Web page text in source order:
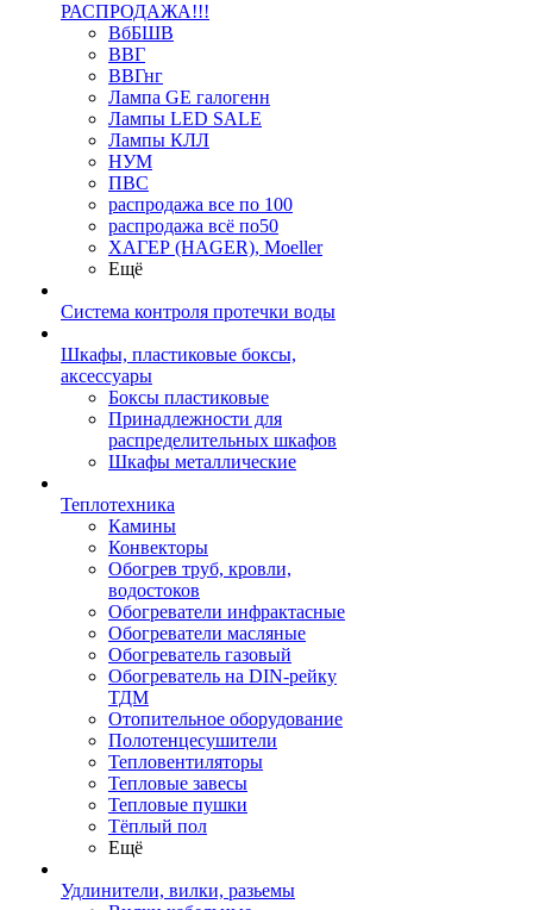
РАСПРОДАЖА!!!
ВбБШВ
ВВГ
ВВГнг
Лампа GE галогенн
Лампы LED SALE
Лампы КЛЛ
НУМ
ПВС
распродажа все по 100
распродажа всё по50
ХАГЕР (HAGER), Moeller
Ещё
Система контроля протечки воды
Шкафы, пластиковые боксы,
аксессуары
Боксы пластиковые
Принадлежности для
распределительных шкафов
Шкафы металлические
Теплотехника
Камины
Конвекторы
Обогрев труб, кровли,
водостоков
Обогреватели инфрактасные
Обогреватели масляные
Обогреватель газовый
Обогреватель на DIN-рейку
ТДМ
Отопительное оборудование
Полотенцесушители
Тепловентиляторы
Тепловые завесы
Тепловые пушки
Тёплый пол
Ещё
Удлинители, вилки, разьемы